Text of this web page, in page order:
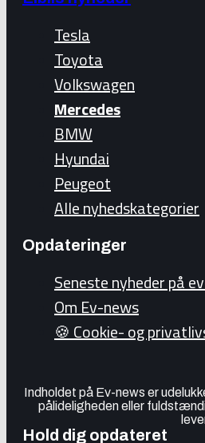
Tesla
Toyota
Volkswagen
Mercedes
BMW
Hyundai
Peugeot
Alle nyhedskategorier
Opdateringer
Seneste nyheder på
Om Ev-news
🍪 Cookie- og
Indholdet på Ev-news er
pålideligheden eller
Hold dig opdateret